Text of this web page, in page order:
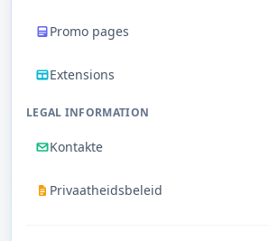
Promo pages
Extensions
LEGAL INFORMATION
Kontakte
Privaatheidsbeleid